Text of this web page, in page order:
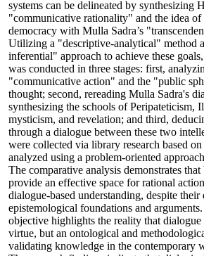
systems can be delineated by synthesizing
"communicative rationality" and the idea of
democracy with Mulla Sadra’s
Utilizing a "descriptive-analytical" method
inferential" approach to achieve these
was conducted in three stages: first,
"communicative action" and the "public
thought; second, rereading Mulla Sadra's
synthesizing the schools of Peripateticism,
mysticism, and revelation; and third,
through a dialogue between these two
were collected via library research based
analyzed using a problem-oriented
The comparative analysis demonstrates that
provide an effective space for rational
dialogue-based understanding, despite
epistemological foundations and
objective highlights the reality that
virtue, but an ontological and
validating knowledge in the contemporary